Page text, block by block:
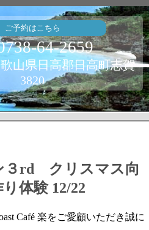
ご予約はこちら
64-2659
歌山県日高郡日高町志賀
3820
３rd クリスマス向
体験 12/22
Café 楽をご愛顧いただき誠に